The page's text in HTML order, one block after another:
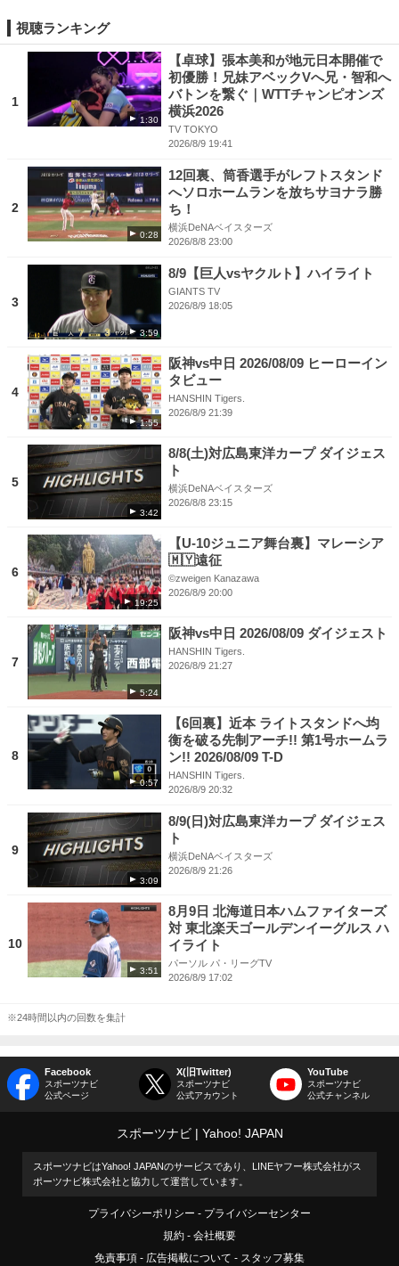
視聴ランキング
1
1:30
【卓球】張本美和が地元日本開催で
初優勝！兄妹アベックVへ兄・智和へ
バトンを繋ぐ｜WTTチャンピオンズ
横浜2026
TV TOKYO
2026/8/9 19:41
2
0:28
12回裏、筒香選手がレフトスタンド
へソロホームランを放ちサヨナラ勝
ち！
横浜DeNAベイスターズ
2026/8/8 23:00
3
3:59
8/9【巨人vsヤクルト】ハイライト
GIANTS TV
2026/8/9 18:05
4
1:55
阪神vs中日 2026/08/09 ヒーローイン
タビュー
HANSHIN Tigers.
2026/8/9 21:39
5
3:42
8/8(土)対広島東洋カープ ダイジェス
ト
横浜DeNAベイスターズ
2026/8/8 23:15
6
19:25
【U-10ジュニア舞台裏】マレーシア
🇲🇾遠征
©︎zweigen Kanazawa
2026/8/9 20:00
7
5:24
阪神vs中日 2026/08/09 ダイジェスト
HANSHIN Tigers.
2026/8/9 21:27
8
0:57
【6回裏】近本 ライトスタンドへ均
衡を破る先制アーチ!! 第1号ホームラ
ン!! 2026/08/09 T-D
HANSHIN Tigers.
2026/8/9 20:32
9
3:09
8/9(日)対広島東洋カープ ダイジェス
ト
横浜DeNAベイスターズ
2026/8/9 21:26
10
3:51
8月9日 北海道日本ハムファイターズ
対 東北楽天ゴールデンイーグルス ハ
イライト
パーソル パ・リーグTV
2026/8/9 17:02
※24時間以内の回数を集計
Facebook
スポーツナビ
公式ページ
X(旧Twitter)
スポーツナビ
公式アカウント
YouTube
スポーツナビ
公式チャンネル
スポーツナビ Yahoo! JAPAN
スポーツナビはYahoo! JAPANのサービスであり、LINEヤフー株式会社がス
ポーツナビ株式会社と協力して運営しています。
プライバシーポリシー
プライバシーセンター
規約
会社概要
免責事項
広告掲載について スタッフ募集